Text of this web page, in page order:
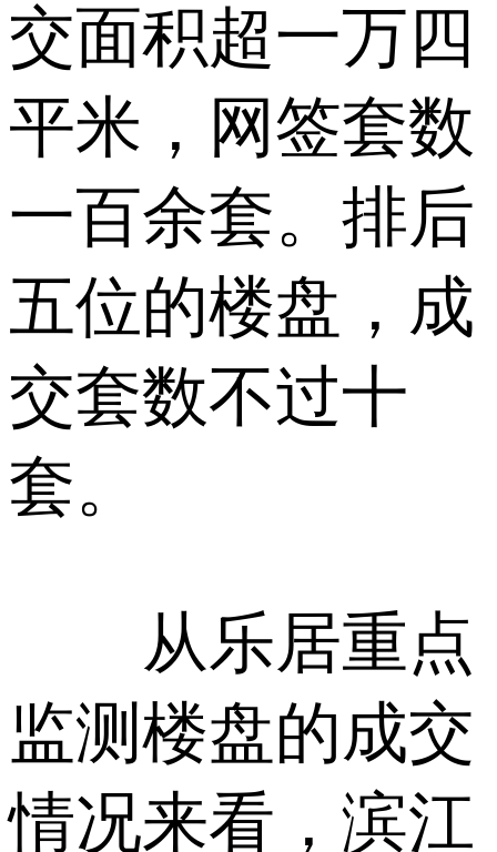
交面积超一万四
平米，网签套数
一百余套。排后
五位的楼盘，成
交套数不过十
套。
从乐居重点
监测楼盘的成交
情况来看，滨江